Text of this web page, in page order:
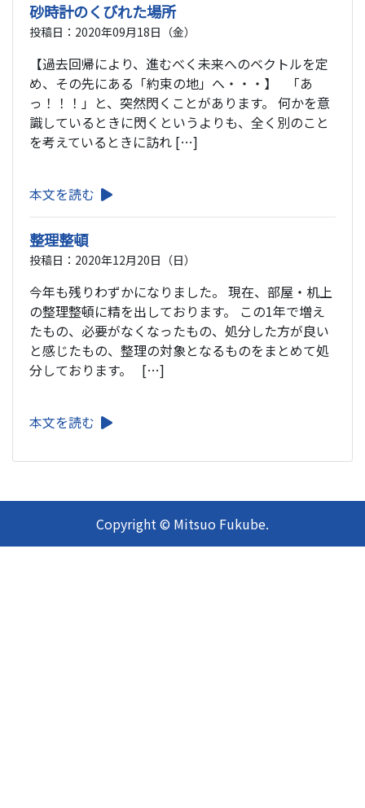
砂時計のくびれた場所
投稿日：2020年09月18日（金）
【過去回帰により、進むべく未来へのベクトルを定
め、その先にある「約束の地」へ・・・】 「あ
っ！！！」と、突然閃くことがあります。 何かを意
識しているときに閃くというよりも、全く別のこと
を考えているときに訪れ […]
本文を読む
整理整頓
投稿日：2020年12月20日（日）
今年も残りわずかになりました。 現在、部屋・机上
の整理整頓に精を出しております。 この1年で増え
たもの、必要がなくなったもの、処分した方が良い
と感じたもの、整理の対象となるものをまとめて処
分しております。 […]
本文を読む
Copyright © Mitsuo Fukube.